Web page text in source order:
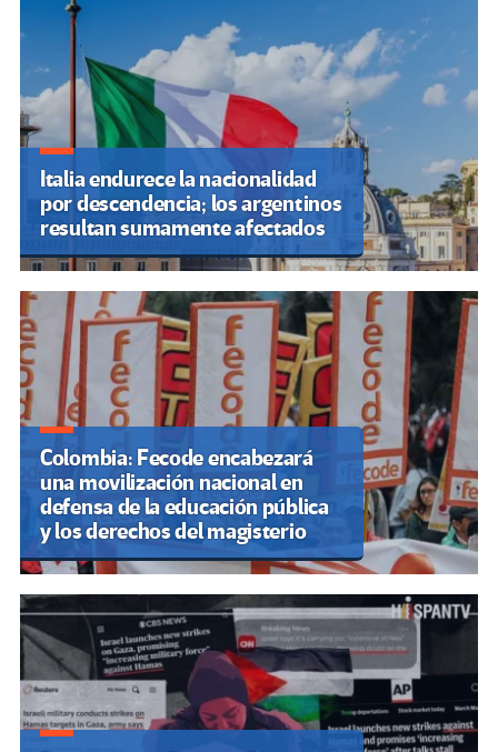
Italia endurece la nacionalidad
por descendencia; los argentinos
resultan sumamente afectados
Colombia: Fecode encabezará
una movilización nacional en
defensa de la educación pública
y los derechos del magisterio